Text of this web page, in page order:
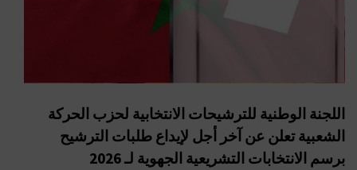
اللجنة الوطنية للترشيحات الانتخابية لحزب الحركة
الشعبية تعلن عن آخر أجل لإيداع طلبات الترشيح
برسم الانتخابات التشريعية الجهوية لـ 2026